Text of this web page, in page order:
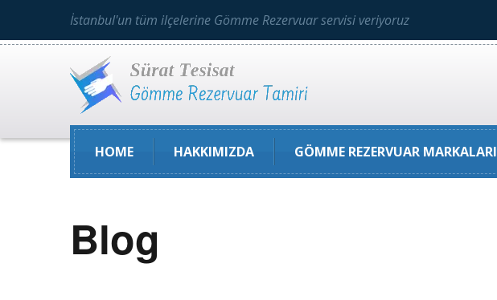
İstanbul'un tüm ilçelerine Gömme Rezervuar servisi veriyoruz
HOME HAKKIMIZDA GÖMME REZERVUAR MARKALARI
Blog